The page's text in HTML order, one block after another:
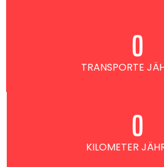
TRANSPORTE
0
KILOMETER
0